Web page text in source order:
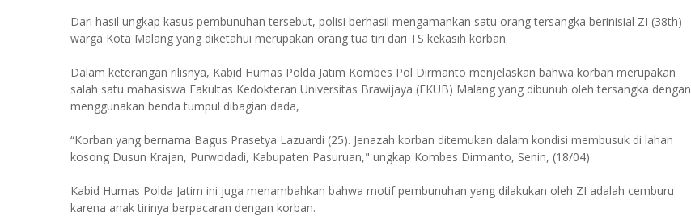
Dari hasil ungkap kasus pembunuhan tersebut, polisi berhasil mengamankan satu orang tersangka berinisial ZI (38th)
warga Kota Malang yang diketahui merupakan orang tua tiri dari TS kekasih korban.
Dalam keterangan rilisnya, Kabid Humas Polda Jatim Kombes Pol Dirmanto menjelaskan bahwa korban merupakan
salah satu mahasiswa Fakultas Kedokteran Universitas Brawijaya (FKUB) Malang yang dibunuh oleh tersangka dengan
menggunakan benda tumpul dibagian dada,
“Korban yang bernama Bagus Prasetya Lazuardi (25). Jenazah korban ditemukan dalam kondisi membusuk di lahan
kosong Dusun Krajan, Purwodadi, Kabupaten Pasuruan," ungkap Kombes Dirmanto, Senin, (18/04)
Kabid Humas Polda Jatim ini juga menambahkan bahwa motif pembunuhan yang dilakukan oleh ZI adalah cemburu
karena anak tirinya berpacaran dengan korban.